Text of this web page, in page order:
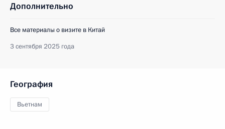
Дополнительно
Все материалы о визите в Китай
3 сентября 2025 года
География
Вьетнам